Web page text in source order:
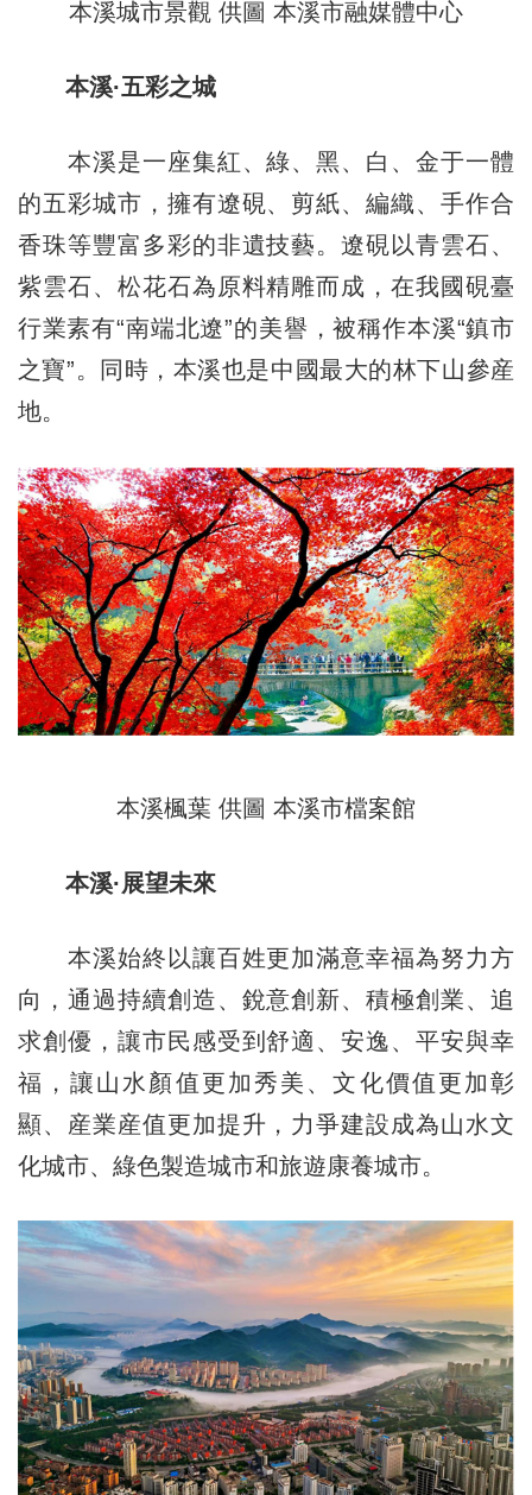
本溪城市景觀 供圖 本溪市融媒體中心
本溪·五彩之城
本溪是一座集紅、綠、黑、白、金于一體
的五彩城市，擁有遼硯、剪紙、編織、手作合
香珠等豐富多彩的非遺技藝。遼硯以青雲石、
紫雲石、松花石為原料精雕而成，在我國硯臺
行業素有“南端北遼”的美譽，被稱作本溪“鎮市
之寶”。同時，本溪也是中國最大的林下山參産
地。
本溪楓葉 供圖 本溪市檔案館
本溪·展望未來
本溪始終以讓百姓更加滿意幸福為努力方
向，通過持續創造、銳意創新、積極創業、追
求創優，讓市民感受到舒適、安逸、平安與幸
福，讓山水顏值更加秀美、文化價值更加彰
顯、産業産值更加提升，力爭建設成為山水文
化城市、綠色製造城市和旅遊康養城市。